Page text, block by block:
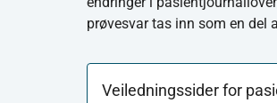
prøvesvar tas inn som en del
Veiledningssider for